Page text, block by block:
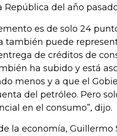
del año
es de solo 24
también puede
de créditos de
ha subido y está
menos y a que el
del petróleo. Pero
en el consumo”, dijo.
la economía, Guillermo